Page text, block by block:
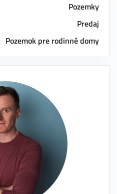
Pozemky
Predaj
Pozemok pre rodinné domy